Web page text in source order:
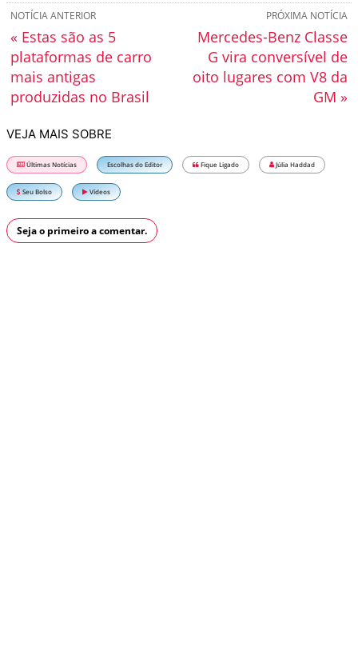
PRÓXIMA NOTÍCIA
Mercedes-Benz Classe
G vira conversível de
oito lugares com V8 da
GM »
NOTÍCIA ANTERIOR
« Estas são as 5
plataformas de carro
mais antigas
produzidas no Brasil
VEJA MAIS SOBRE
Últimas Notícias Escolhas do Editor Fique Ligado Júlia Haddad
Seu Bolso Vídeos
Seja o primeiro a comentar.